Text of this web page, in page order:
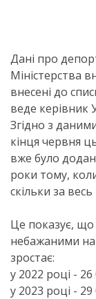
Дані про
Міністерства
внесені до
веде керівник
Згідно з
кінця червня
вже було
роки тому,
скільки за
Це показує, що
небажаними на
зростає:
у 2022 році - 26
у 2023 році - 29